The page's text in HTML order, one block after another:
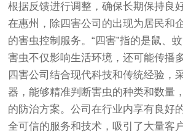
根据反馈进行调整，确保长期保持良
在惠州，除四害公司的出现为居民和
的害虫控制服务。“四害”指的是鼠、
害虫不仅影响生活环境，还可能传播
四害公司结合现代科技和传统经验，
器，能够精准判断害虫的种类和数量
的防治方案。公司在行业内享有良好
全可信的服务和技术，吸引了大量客